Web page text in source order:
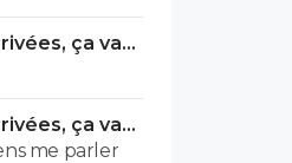
malin toi
ça va
ça va
me parler